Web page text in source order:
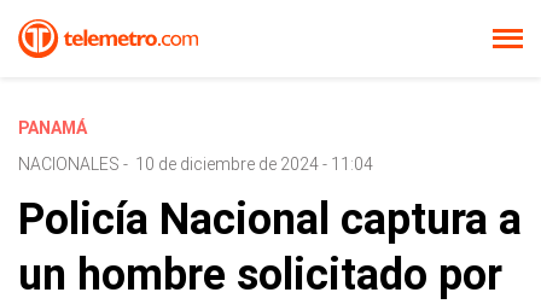
PANAMÁ
NACIONALES - 10 de diciembre de 2024 - 11:04
Policía Nacional captura a
un hombre solicitado por